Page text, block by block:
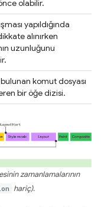
olabilir.
yapıldığında
alınırken
uzunluğunu
komut dosyası
bir öğe dizisi.
zamanlamalarının
hariç).